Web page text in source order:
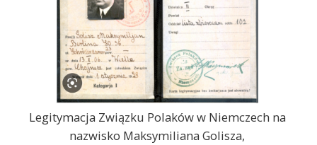
Legitymacja Związku Polaków w Niemczech na
nazwisko Maksymiliana Golisza,